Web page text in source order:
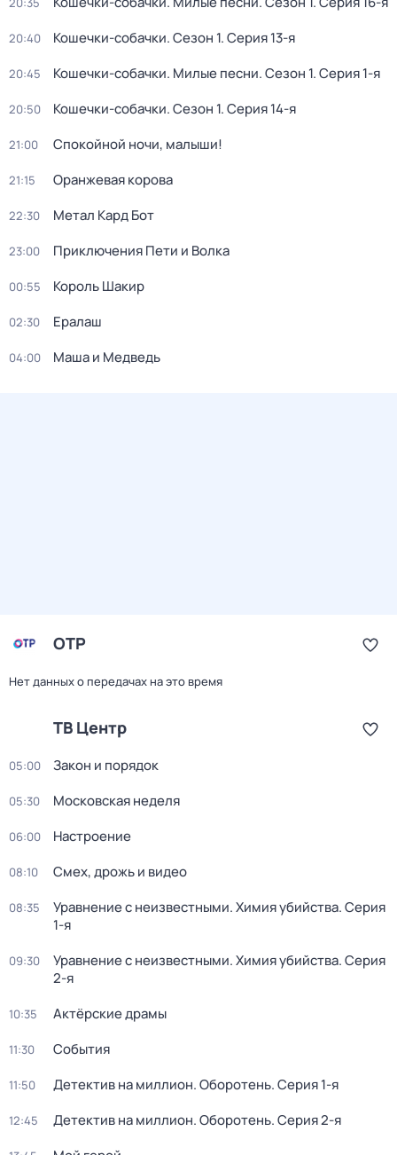
20:40 Кошечки-собачки. Сезон 1. Серия 13-я
20:45 Кошечки-собачки. Милые песни. Сезон 1. Серия 1-я
20:50 Кошечки-собачки. Сезон 1. Серия 14-я
21:00 Спокойной ночи, малыши!
21:15 Оранжевая корова
22:30 Метал Кард Бот
23:00 Приключения Пети и Волка
00:55 Король Шакир
02:30 Ералаш
04:00 Маша и Медведь
ОТР
Нет данных о передачах на это время
ТВ Центр
05:00 Закон и порядок
05:30 Московская неделя
06:00 Настроение
08:10 Смех, дрожь и видео
08:35 Уравнение с неизвестными. Химия убийства. Серия
1-я
09:30 Уравнение с неизвестными. Химия убийства. Серия
2-я
10:35 Актёрские драмы
11:30 События
11:50 Детектив на миллион. Оборотень. Серия 1-я
12:45 Детектив на миллион. Оборотень. Серия 2-я